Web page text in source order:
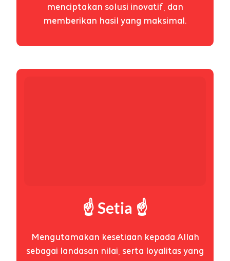
menciptakan solusi inovatif, dan
memberikan hasil yang maksimal.
☝️ Setia ☝️
Mengutamakan kesetiaan kepada Allah
sebagai landasan nilai, serta loyalitas yang